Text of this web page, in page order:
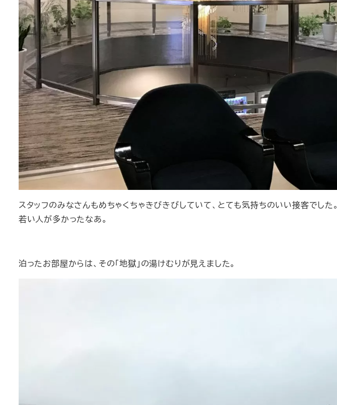
スタッフのみなさんもめちゃくちゃきびきびしていて、とても気持ちのいい接客でした。
若い人が多かったなあ。
泊ったお部屋からは、その「地獄」の湯けむりが見えました。